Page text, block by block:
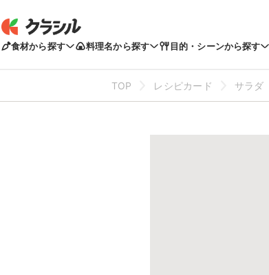
食材から探す 料理名から探す 目的・シーンから探す
TOP レシピカード サラダ